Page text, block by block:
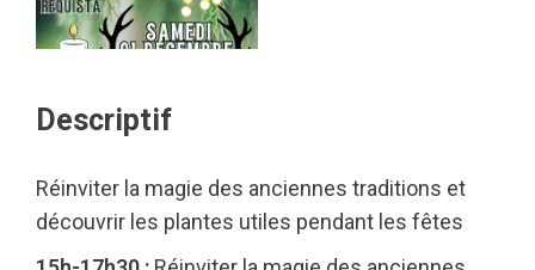
Descriptif
Réinviter la magie des anciennes traditions et
découvrir les plantes utiles pendant les fêtes